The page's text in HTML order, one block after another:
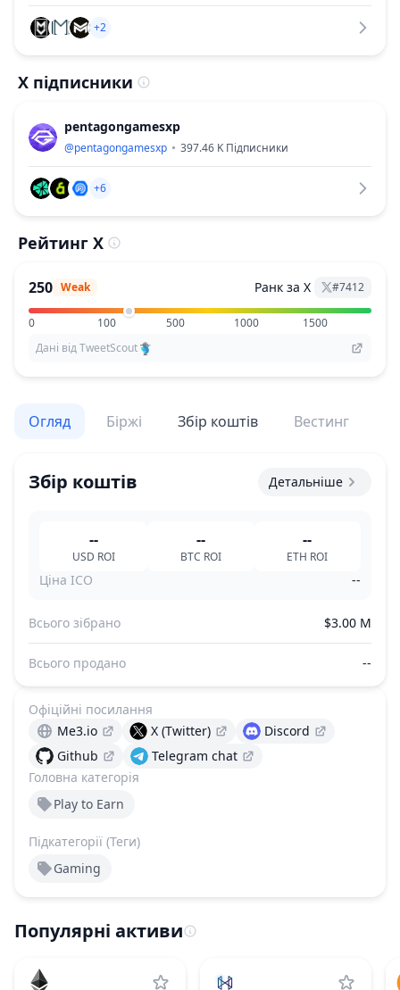
+2
X підписники
pentagongamesxp
@pentagongamesxp 397.46 K Підписники
+6
Рейтинг X
250 Weak Ранк за X #7412
0 100 500 1000
1500
Дані від TweetScout
Огляд Біржі Збір коштів Вестинг
Збір коштів Детальніше
--
USD ROI
--
BTC ROI
--
ETH ROI
Ціна ICO --
Всього зібрано $3.00 M
Всього продано --
Головна категорія
Play to Earn
Підкатегорії (Теги)
Gaming
Офіційні посилання
Me3.io
X (Twitter)
Discord
Github
Telegram chat
Популярні активи